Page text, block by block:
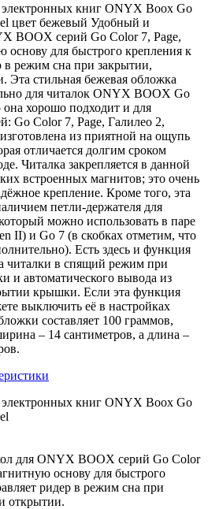
книг ONYX Boox Go
цвет бежевый Удобный и
BOOX серий Go Color 7, Page,
основу для быстрого крепления к
в режим сна при закрытии,
Эта стильная бежевая обложка
для читалок ONYX BOOX Go
хорошо подходит и для
Go Color 7, Page, Галилео 2,
из приятной на ощупь
отличается долгим сроком
Читалка закрепляется в данной
встроенных магнитов; это очень
крепление. Кроме того, эта
петли-держателя для
можно использовать в паре
II) и Go 7 (в скобках отметим, что
Есть здесь и функция
читалки в спящий режим при
и автоматического вывода из
крышки. Если эта функция
выключить её в настройках
составляет 100 граммов,
– 14 сантиметров, а длина –
книг ONYX Boox Go
для ONYX BOOX серий Go Color
основу для быстрого
ридер в режим сна при
открытии.